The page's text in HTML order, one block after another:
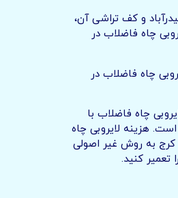
و کف تراشی آن،
چاه فاضلاب در
چاه فاضلاب در
چاه فاضلاب با
هزینه لایروبی چاه
کرج به روش غیر اصولی
کنید.